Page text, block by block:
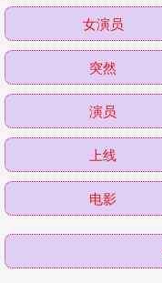
女演员
突然
演员
上线
电影